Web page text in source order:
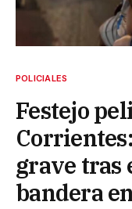
POLICIALES
Festejo
grave tras
bandera